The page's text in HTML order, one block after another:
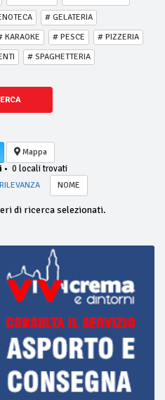
# GELATERIA
KARAOKE # PESCE
# PIZZERIA
# SPAGHETTERIA
Mappa
• 0 locali trovati
RILEVANZA NOME
di ricerca selezionati.